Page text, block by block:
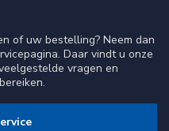
of uw bestelling? Neem dan
Daar vindt u onze
vragen en